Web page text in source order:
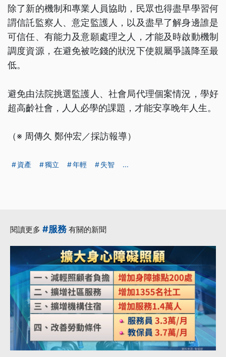
除了新的機制和專業人員協助，民眾也得盡早學習何
謂信託監察人、意定監護人，以及盡早了解身邊誰是
可信任、有能力及意願處理之人，才能及時啟動機制
調度資源，在避免被吃錢的狀況下使親屬爭議降至最
低。
避免由法院挑選監護人、社會局代理個案情況，學好
超高齡社會，人人必學的課題，才能安享晚年人生。
（※ 周傳久 鄭仲宏／採訪報導）
資產 獨立 年輕 失智 ...
閱讀更多 #服務有關的新聞